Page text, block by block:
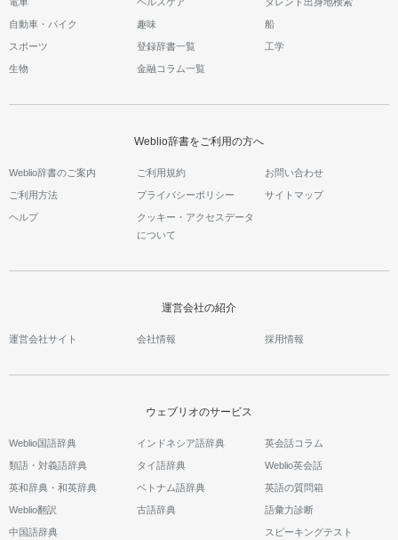
自動車・バイク 趣味 船
スポーツ 登録辞書一覧 工学
生物 金融コラム一覧
Weblio辞書をご利用の方へ
Weblio辞書のご案内 ご利用規約 お問い合わせ
ご利用方法 プライバシーポリシー サイトマップ
ヘルプ
クッキー・アクセスデータ
について
運営会社の紹介
運営会社サイト 会社情報 採用情報
ウェブリオのサービス
Weblio国語辞典
類語・対義語辞典
英和辞典・和英辞典
Weblio翻訳
中国語辞典
インドネシア語辞典
タイ語辞典
ベトナム語辞典
古語辞典
英会話コラム
Weblio英会話
英語の質問箱
語彙力診断
スピーキングテスト